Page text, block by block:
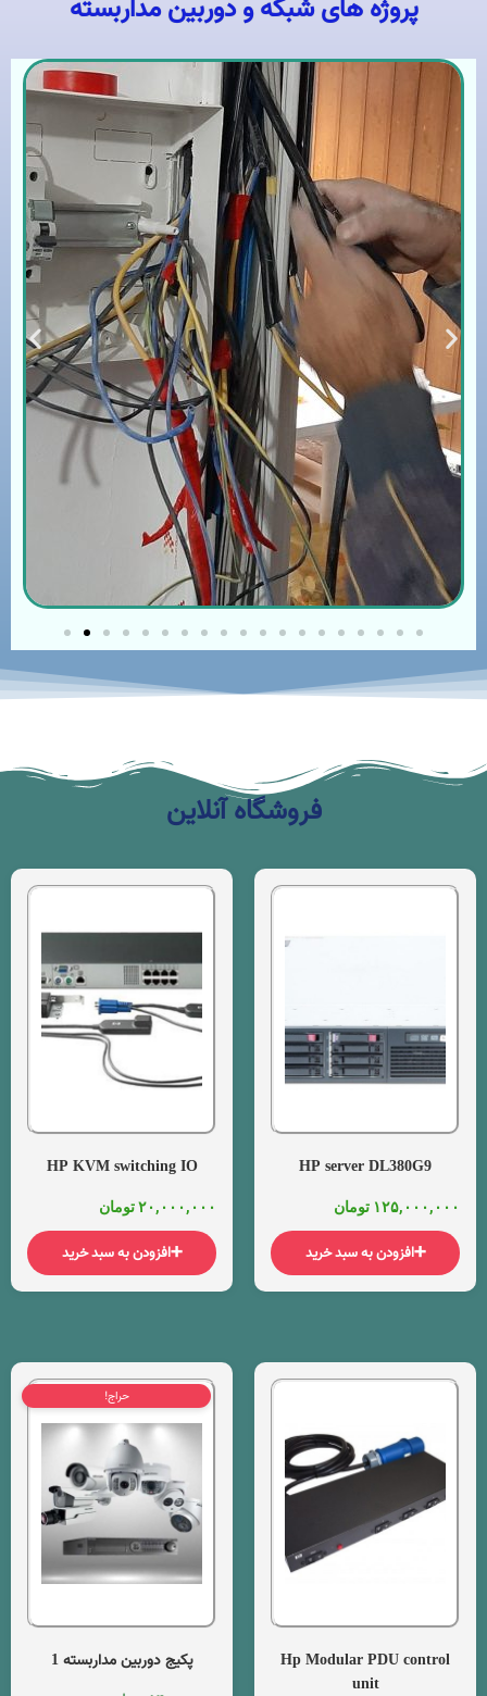
پروژه های شبکه و دوربین مداربسته
فروشگاه آنلاین
HP server DL380G9
۱۲۵,۰۰۰,۰۰۰ تومان
افزودن به سبد خرید
HP KVM switching IO
۲۰,۰۰۰,۰۰۰تومان
افزودن به سبد خرید
Hp Modular PDU control
unit
حراج!
پکیج دوربین مداربسته 1